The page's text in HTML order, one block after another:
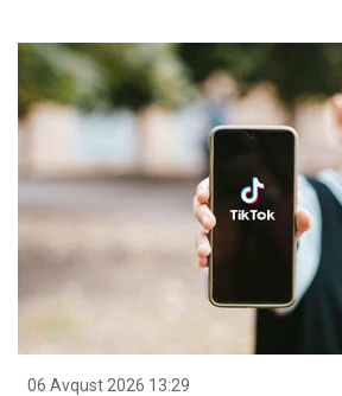
06 Avqust 2026 13:29